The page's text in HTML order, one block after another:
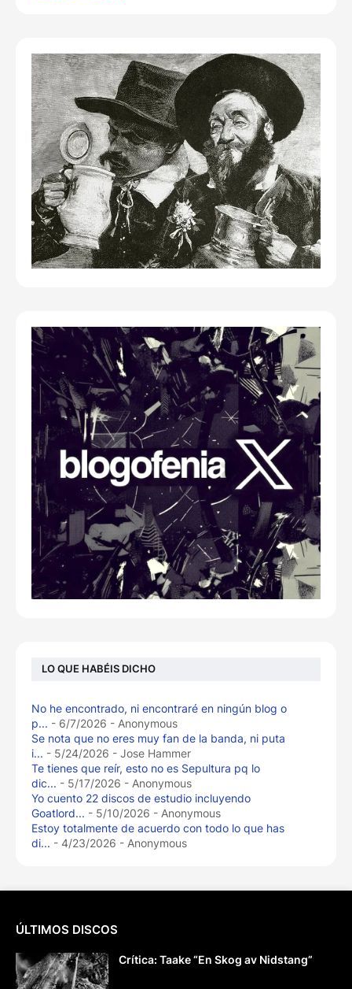
LO QUE HABÉIS DICHO
No he encontrado, ni encontraré en ningún blog o
p... - 6/7/2026 - Anonymous
Se nota que no eres muy fan de la banda, ni puta
i... - 5/24/2026 - Jose Hammer
Te tienes que reír, esto no es Sepultura pq lo
dic... - 5/17/2026 - Anonymous
Yo cuento 22 discos de estudio incluyendo
Goatlord... - 5/10/2026 - Anonymous
Estoy totalmente de acuerdo con todo lo que has
di... - 4/23/2026 - Anonymous
ÚLTIMOS DISCOS
Crítica: Taake “En Skog av Nidstang”